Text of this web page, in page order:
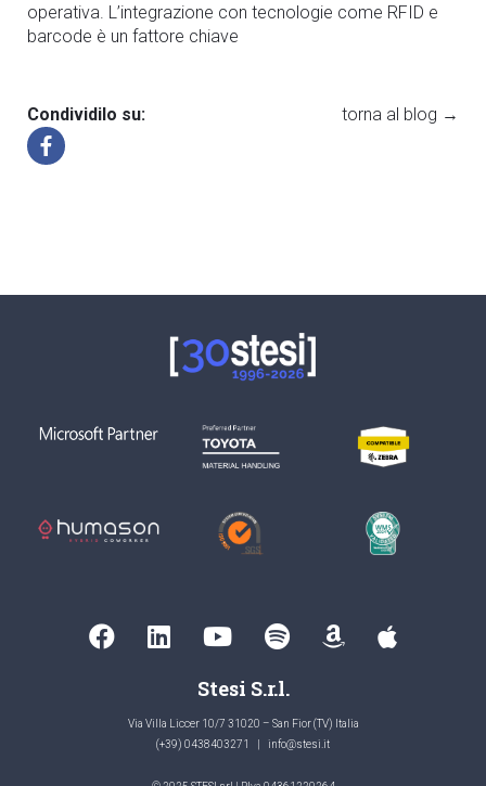
operativa. L’integrazione con tecnologie come RFID e
barcode è un fattore chiave
Condividilo su: torna al blog →
Stesi S.r.l.
Via Villa Liccer 10/7 31020 – San Fior (TV) Italia
(+39) 0438403271
info@stesi.it